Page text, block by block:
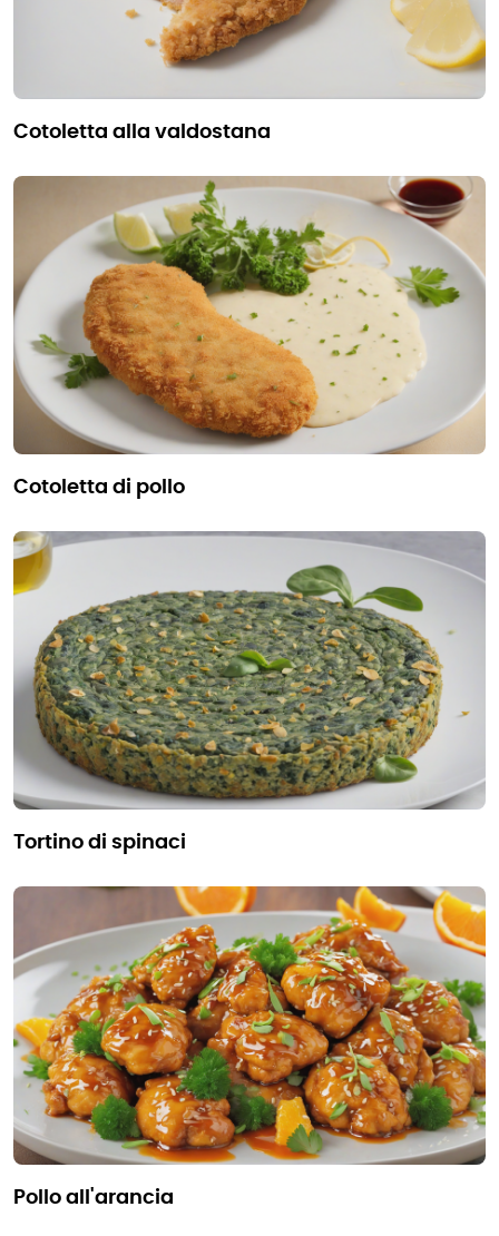
cotoletta alla valdostana
cotoletta di pollo
tortino di spinaci
pollo all'arancia